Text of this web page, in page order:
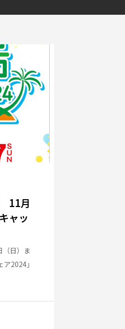
11月
ャッ
日）ま
2024」